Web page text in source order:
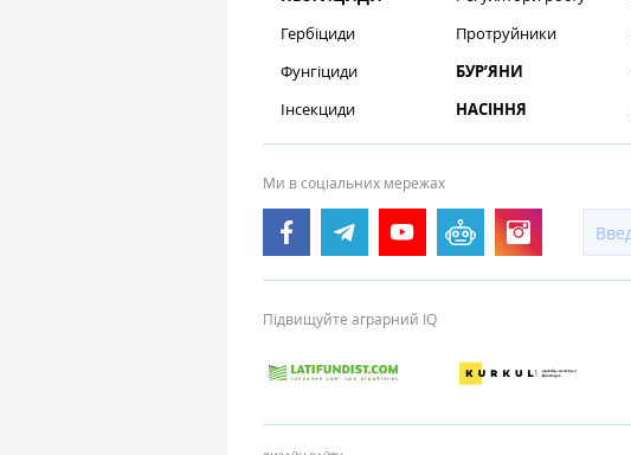
Гербіциди
Фунгіциди
Інсекциди
Протруйники
БУР’ЯНИ
НАСІННЯ
Ми в соціальних мережах
Підвищуйте аграрний IQ